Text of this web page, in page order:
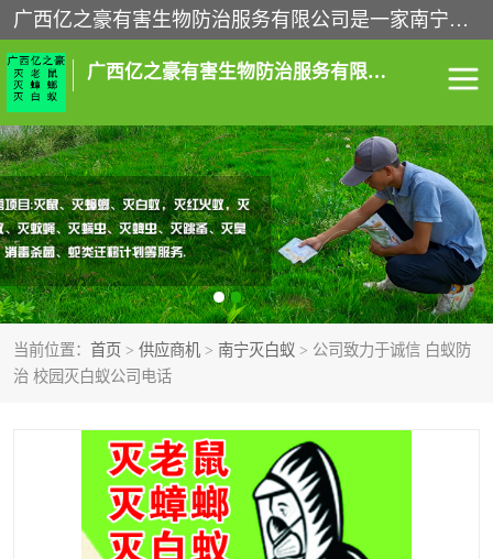
广西亿之豪有害生物防治服务有限公司是一家南宁灭鼠公司、灭蟑螂公司，南宁杀虫公司，南宁除虫公司，南宁灭跳蚤公司，南宁灭白蚁公司，南宁除四害公司,广西亿之豪有害生物防治服务有限公司专业灭蟑螂,除臭虫,其他害虫,服务上门,安全环保,售后保障,一次消杀，竭诚为您服务.
广西亿之豪有害生物防治服务有限公司
当前位置： 首页 > 供应商机 > 南宁灭白蚁 > 公司致力于诚信 白蚁防
治 校园灭白蚁公司电话
南宁灭白蚁 南宁灭老鼠
南宁灭蟑螂 南宁杀虫
南宁除四害 南宁消杀
南宁除虫公司